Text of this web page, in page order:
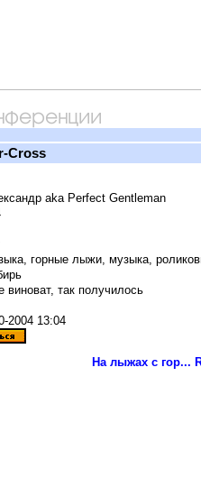
Cross
aka Perfect Gentleman
горные лыжи, музыка,
виноват, так получилось
2004 13:04
На лыжах с гор...